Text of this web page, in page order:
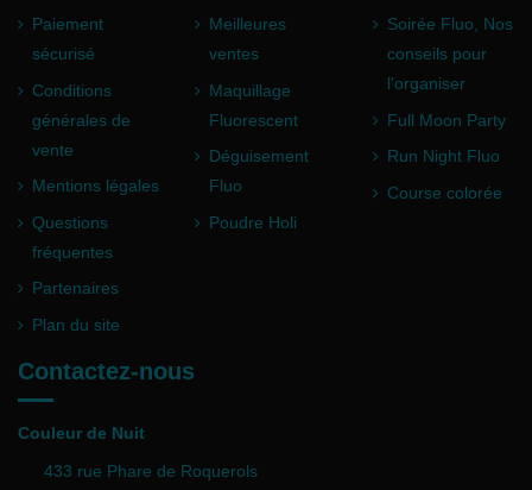
Paiement
sécurisé
Conditions
générales de
vente
Mentions légales
Questions
fréquentes
Partenaires
Plan du site
Meilleures
ventes
Maquillage
Fluorescent
Déguisement
Fluo
Poudre Holi
Soirée Fluo, Nos
conseils pour
l'organiser
Full Moon Party
Run Night Fluo
Course colorée
Contactez-nous
Couleur de Nuit
433 rue Phare de Roquerols